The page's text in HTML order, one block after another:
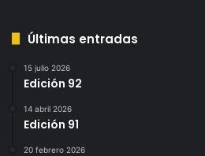
Últimas entradas
15 julio 2026
Edición 92
14 abril 2026
Edición 91
20 febrero 2026